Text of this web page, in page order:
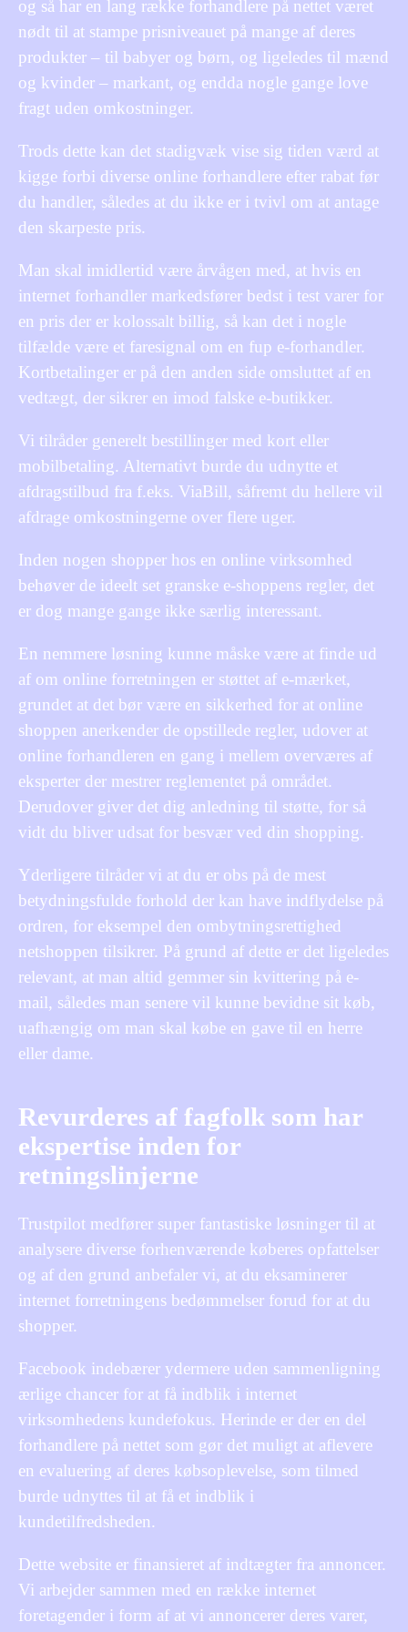
og så har en lang række forhandlere på nettet været
nødt til at stampe prisniveauet på mange af deres
produkter – til babyer og børn, og ligeledes til mænd
og kvinder – markant, og endda nogle gange love
fragt uden omkostninger.
Trods dette kan det stadigvæk vise sig tiden værd at
kigge forbi diverse online forhandlere efter rabat før
du handler, således at du ikke er i tvivl om at antage
den skarpeste pris.
Man skal imidlertid være årvågen med, at hvis en
internet forhandler markedsfører bedst i test varer for
en pris der er kolossalt billig, så kan det i nogle
tilfælde være et faresignal om en fup e-forhandler.
Kortbetalinger er på den anden side omsluttet af en
vedtægt, der sikrer en imod falske e-butikker.
Vi tilråder generelt bestillinger med kort eller
mobilbetaling. Alternativt burde du udnytte et
afdragstilbud fra f.eks. ViaBill, såfremt du hellere vil
afdrage omkostningerne over flere uger.
Inden nogen shopper hos en online virksomhed
behøver de ideelt set granske e-shoppens regler, det
er dog mange gange ikke særlig interessant.
En nemmere løsning kunne måske være at finde ud
af om online forretningen er støttet af e-mærket,
grundet at det bør være en sikkerhed for at online
shoppen anerkender de opstillede regler, udover at
online forhandleren en gang i mellem overværes af
eksperter der mestrer reglementet på området.
Derudover giver det dig anledning til støtte, for så
vidt du bliver udsat for besvær ved din shopping.
Yderligere tilråder vi at du er obs på de mest
betydningsfulde forhold der kan have indflydelse på
ordren, for eksempel den ombytningsrettighed
netshoppen tilsikrer. På grund af dette er det ligeledes
relevant, at man altid gemmer sin kvittering på e-
mail, således man senere vil kunne bevidne sit køb,
uafhængig om man skal købe en gave til en herre
eller dame.
Revurderes af fagfolk som har
ekspertise inden for
retningslinjerne
Trustpilot medfører super fantastiske løsninger til at
analysere diverse forhenværende køberes opfattelser
og af den grund anbefaler vi, at du eksaminerer
internet forretningens bedømmelser forud for at du
shopper.
Facebook indebærer ydermere uden sammenligning
ærlige chancer for at få indblik i internet
virksomhedens kundefokus. Herinde er der en del
forhandlere på nettet som gør det muligt at aflevere
en evaluering af deres købsoplevelse, som tilmed
burde udnyttes til at få et indblik i
kundetilfredsheden.
Dette website er finansieret af indtægter fra annoncer.
Vi arbejder sammen med en række internet
foretagender i form af at vi annoncerer deres varer,